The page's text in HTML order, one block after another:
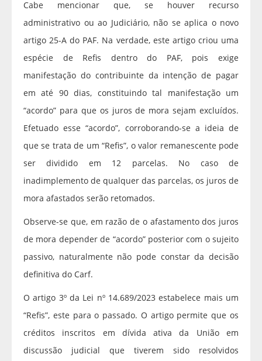
Cabe mencionar que, se houver recurso
administrativo ou ao Judiciário, não se aplica o novo
artigo 25-A do PAF. Na verdade, este artigo criou uma
espécie de Refis dentro do PAF, pois exige
manifestação do contribuinte da intenção de pagar
em até 90 dias, constituindo tal manifestação um
“acordo” para que os juros de mora sejam excluídos.
Efetuado esse “acordo”, corroborando-se a ideia de
que se trata de um “Refis”, o valor remanescente pode
ser dividido em 12 parcelas. No caso de
inadimplemento de qualquer das parcelas, os juros de
mora afastados serão retomados.
Observe-se que, em razão de o afastamento dos juros
de mora depender de “acordo” posterior com o sujeito
passivo, naturalmente não pode constar da decisão
definitiva do Carf.
O artigo 3º da Lei nº 14.689/2023 estabelece mais um
“Refis”, este para o passado. O artigo permite que os
créditos inscritos em dívida ativa da União em
discussão judicial que tiverem sido resolvidos